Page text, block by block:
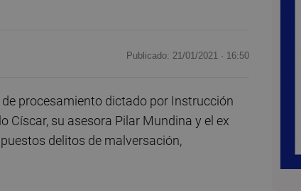
Publicado: 21/01/2021 · 16:50
procesamiento dictado por Instrucción
Císcar, su asesora Pilar Mundina y el ex
delitos de malversación,